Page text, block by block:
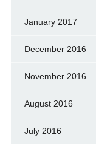
January 2017
December 2016
November 2016
August 2016
July 2016